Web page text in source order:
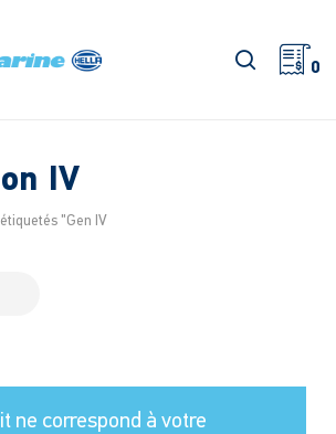
0
IV
"Gen IV
Fermer
les
ne correspond à votre